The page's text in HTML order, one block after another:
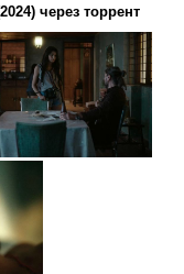
через торрент